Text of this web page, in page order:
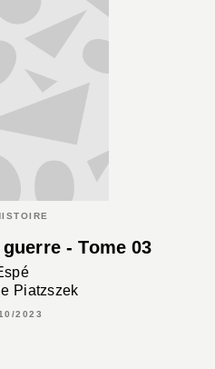
- Tome 03
Piatzszek
2023